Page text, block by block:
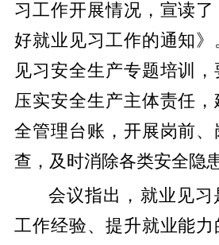
习工作开展情况，宣读
好就业见习工作的通知
见习安全生产专题培训
压实安全生产主体责任
全管理台账，开展岗前
查，及时消除各类安全隐患
会议指出，就业见习
工作经验、提升就业能